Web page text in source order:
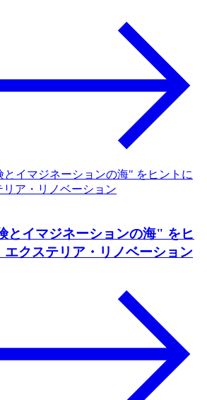
とイマジネーションの海" をヒ
エクステリア・リノベーション